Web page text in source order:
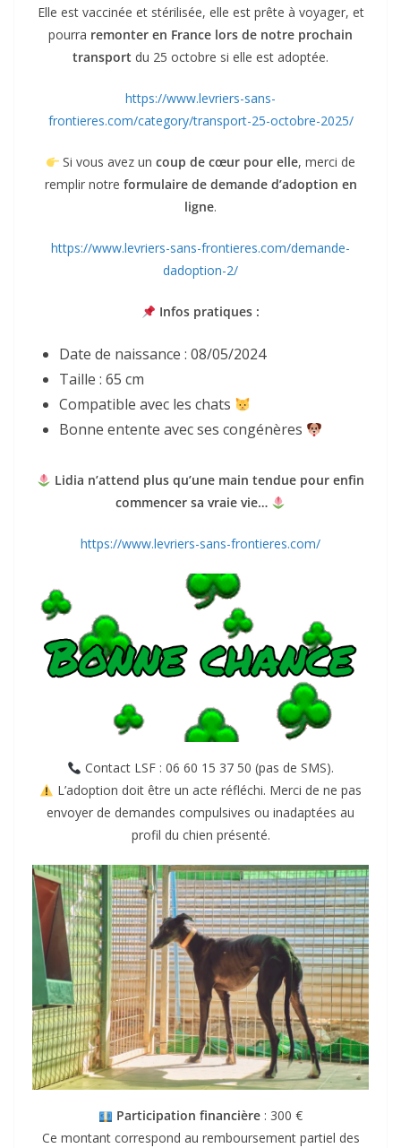
Elle est vaccinée et stérilisée, elle est prête à voyager, et
pourra remonter en France lors de notre prochain
transport du 25 octobre si elle est adoptée.
https://www.levriers-sans-
frontieres.com/category/transport-25-octobre-2025/
Si vous avez uncoup de cœur pour elle, merci de
remplir notre formulaire de demande d’adoption en
ligne.
https://www.levriers-sans-frontieres.com/demande-
dadoption-2/
Infos pratiques :
Date de naissance : 08/05/2024
Taille : 65 cm
Compatible avec les chats
Bonne entente avec ses congénères
Lidia n’attend plus qu’une main tendue pour enfin
commencer sa vraie vie…
https://www.levriers-sans-frontieres.com/
Contact LSF : 06 60 15 37 50 (pas de SMS).
L’adoption doit être un acte réfléchi. Merci de ne pas
envoyer de demandes compulsives ou inadaptées au
profil du chien présenté.
Participation financière: 300 €
Ce montant correspond au remboursement partiel des